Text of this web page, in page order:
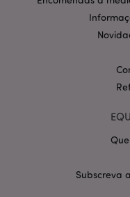
Subscreva
mage-cache-
invalidation